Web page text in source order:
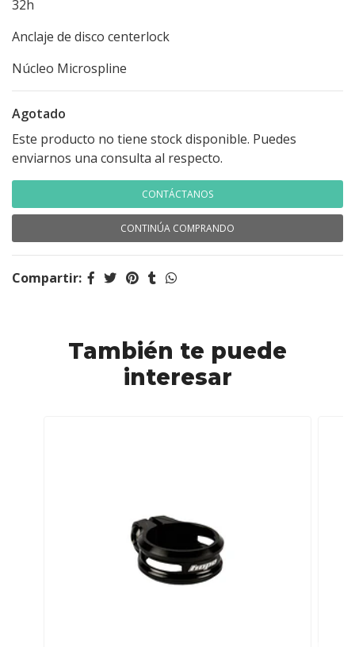
32h
Anclaje de disco centerlock
Núcleo Microspline
Agotado
Este producto no tiene stock disponible. Puedes
enviarnos una consulta al respecto.
CONTÁCTANOS
CONTINÚA COMPRANDO
Compartir:
También te puede
interesar